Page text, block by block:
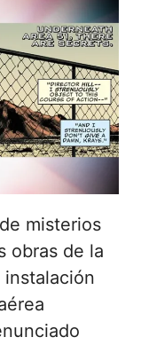
misterios
obras de la